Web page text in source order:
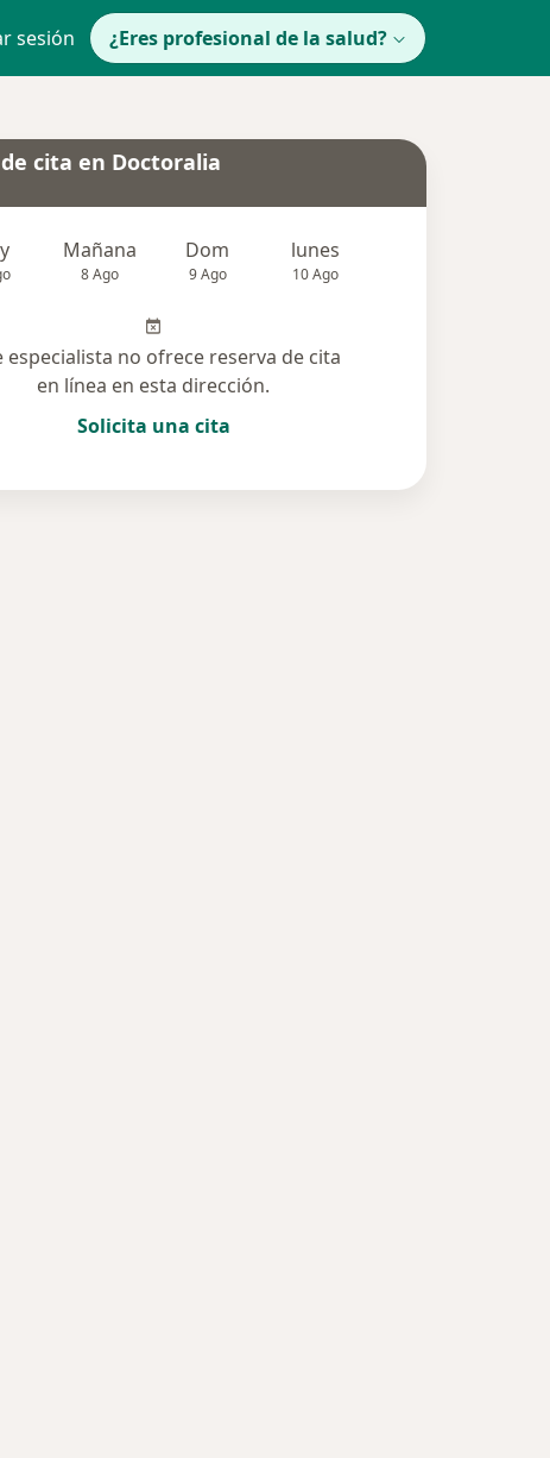
sesión ¿Eres profesional de la salud?
cita en Doctoralia
Mañana
8 Ago
Dom
9 Ago
lunes
10 Ago
especialista no ofrece reserva de cita
en línea en esta dirección.
Solicita una cita